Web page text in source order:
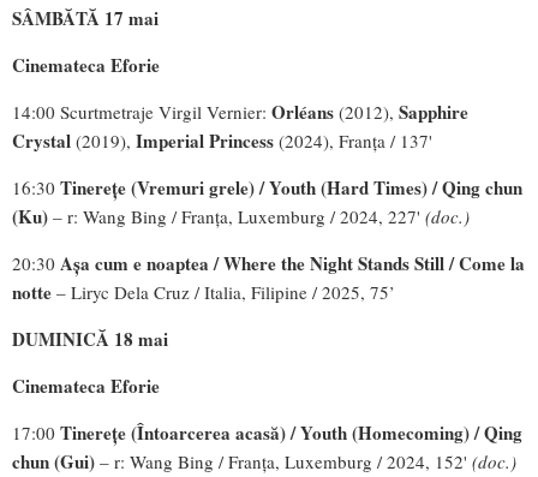
SÂMBĂTĂ 17 mai
Cinemateca Eforie
14:00 Scurtmetraje Virgil Vernier: Orléans (2012), Sapphire
Crystal (2019), Imperial Princess (2024), Franța / 137'
16:30 Tinerețe (Vremuri grele) / Youth (Hard Times) / Qing chun
(Ku) – r: Wang Bing / Franța, Luxemburg / 2024, 227' (doc.)
20:30 Așa cum e noaptea / Where the Night Stands Still / Come la
notte – Liryc Dela Cruz / Italia, Filipine / 2025, 75’
DUMINICĂ 18 mai
Cinemateca Eforie
17:00 Tinerețe (Întoarcerea acasă) / Youth (Homecoming) / Qing
chun (Gui) – r: Wang Bing / Franța, Luxemburg / 2024, 152' (doc.)